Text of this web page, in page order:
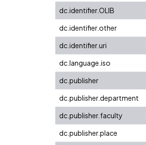
dc.identifier.OLIB
dc.identifier.other
dc.identifier.uri
dc.language.iso
dc.publisher
dc.publisher.department
dc.publisher.faculty
dc.publisher.place